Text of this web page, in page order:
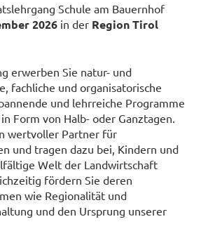
Schule am Bauernhof
2026 in der Region Tirol
erwerben Sie natur- und
fachliche und organisatorische
und lehrreiche Programme
Form von Halb- oder Ganztagen.
wertvoller Partner für
und tragen dazu bei, Kindern und
Welt der Landwirtschaft
fördern Sie deren
wie Regionalität und
und den Ursprung unserer